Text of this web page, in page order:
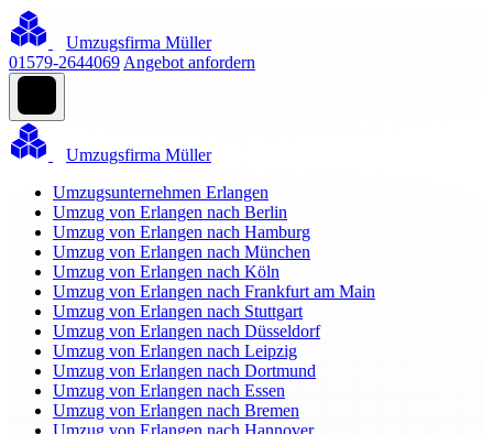
Umzugsfirma Müller
01579-2644069 Angebot anfordern
Umzugsfirma Müller
Umzugsunternehmen Erlangen
Umzug von Erlangen nach Berlin
Umzug von Erlangen nach Hamburg
Umzug von Erlangen nach München
Umzug von Erlangen nach Köln
Umzug von Erlangen nach Frankfurt am Main
Umzug von Erlangen nach Stuttgart
Umzug von Erlangen nach Düsseldorf
Umzug von Erlangen nach Leipzig
Umzug von Erlangen nach Dortmund
Umzug von Erlangen nach Essen
Umzug von Erlangen nach Bremen
Umzug von Erlangen nach Hannover